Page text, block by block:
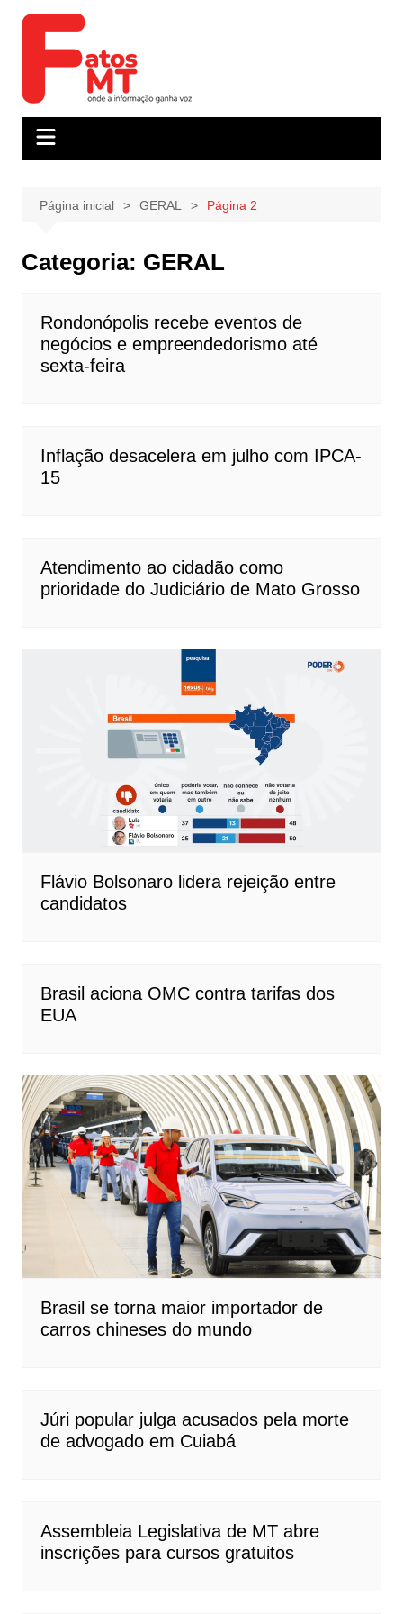
Página inicial GERAL Página 2
Categoria: GERAL
Rondonópolis recebe eventos de
negócios e empreendedorismo até
sexta-feira
Inflação desacelera em julho com IPCA-
15
Atendimento ao cidadão como
prioridade do Judiciário de Mato Grosso
Flávio Bolsonaro lidera rejeição entre
candidatos
Brasil aciona OMC contra tarifas dos
EUA
Brasil se torna maior importador de
carros chineses do mundo
Júri popular julga acusados pela morte
de advogado em Cuiabá
Assembleia Legislativa de MT abre
inscrições para cursos gratuitos